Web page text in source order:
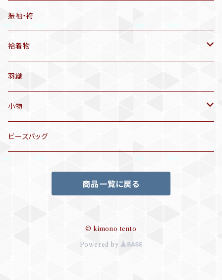
有松絞り浴衣(6～9月頃)
アンティーク帯
アンティーク仕立てかえ帯
名古屋帯
洒落袋帯
袋帯
振袖・袴
袷着物
アンティーク着物
リサイクル着物
訪問着、付下げ、色無地
リサイクル色無地
羽織
小物
帯揚げ
ビーズバッグ
商品一覧に戻る
© kimono tento
Powered by